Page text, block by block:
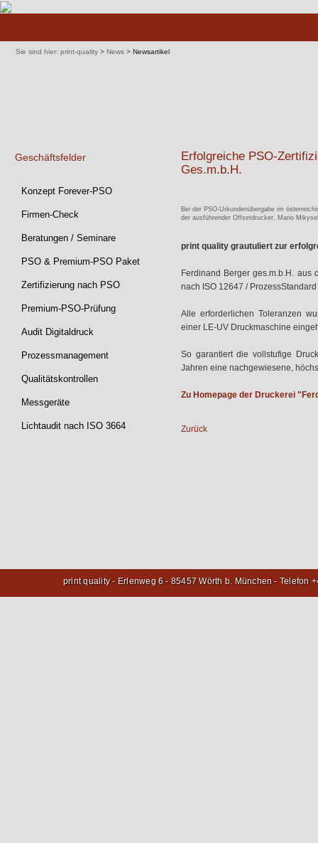
Sie sind hier: print-quality > News > Newsartikel
Erfolgreiche PSO-
Ges.m.b.H.
Bei der PSO-Urkundenübergabe im
der ausführender Offsetdrucker, Mario
print quality grautuliert zur
Ferdinand Berger ges.m.b.H. aus
nach ISO 12647 /
Alle erforderlichen Toleranzen
einer LE-UV Druckmaschine
So garantiert die vollstufige
Jahren eine nachgewiesene,
Zu Homepage der Druckerei
Zurück
Geschäftsfelder
Navigation
überspringen
Konzept Forever-PSO
Firmen-Check
Beratungen / Seminare
PSO & Premium-PSO Paket
Zertifizierung nach PSO
Premium-PSO-Prüfung
Audit Digitaldruck
Prozessmanagement
Qualitätskontrollen
Messgeräte
Lichtaudit nach ISO 3664
print quality - Erlenweg 6 - 85457 Wörth b. München - Telefon